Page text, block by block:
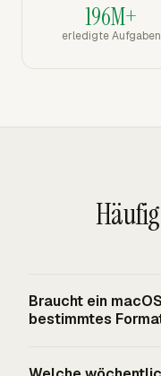
196M+
erledigte Aufgaben
Braucht ein
bestimmtes